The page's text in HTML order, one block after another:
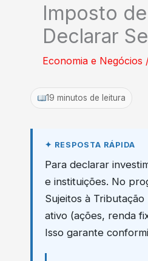
Imposto
Declarar
Economia e Negócios
19 minutos de leitura
Para declarar
e instituições. No
Sujeitos à Tributação
ativo (ações, renda
Isso garante